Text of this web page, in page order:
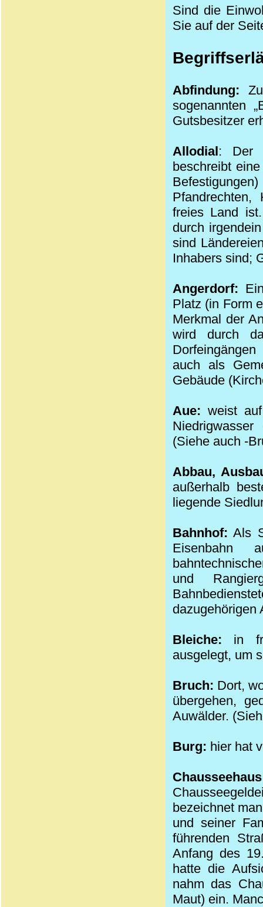
Sind die
Sie auf der
Abfindung:
sogenannten
Gutsbesitzer
Allodial: Der
beschreibt
Pfandrechten,
freies Land
durch
sind
Inhabers sind;
Angerdorf:
Platz (in Form
Merkmal der
wird durch
auch als
Gebäude
Aue: weist
(Siehe auch -
Abbau,
außerhalb
liegende
Bahnhof: Als
Eisenbahn
und
dazugehörigen
Bleiche: in
ausgelegt, um
Bruch: Dort,
übergehen,
Auwälder.
Burg: hier hat
bezeichnet
und seiner
führenden
Anfang des
hatte die
nahm das
Maut) ein.